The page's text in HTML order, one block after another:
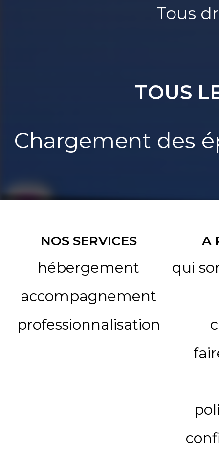
Tous
TOUS
Chargement des
NOS SERVICES
hébergement
accompagnement
professionnalisation
A
qui